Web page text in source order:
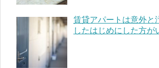
賃貸アパートは意外と
したはじめにした方が